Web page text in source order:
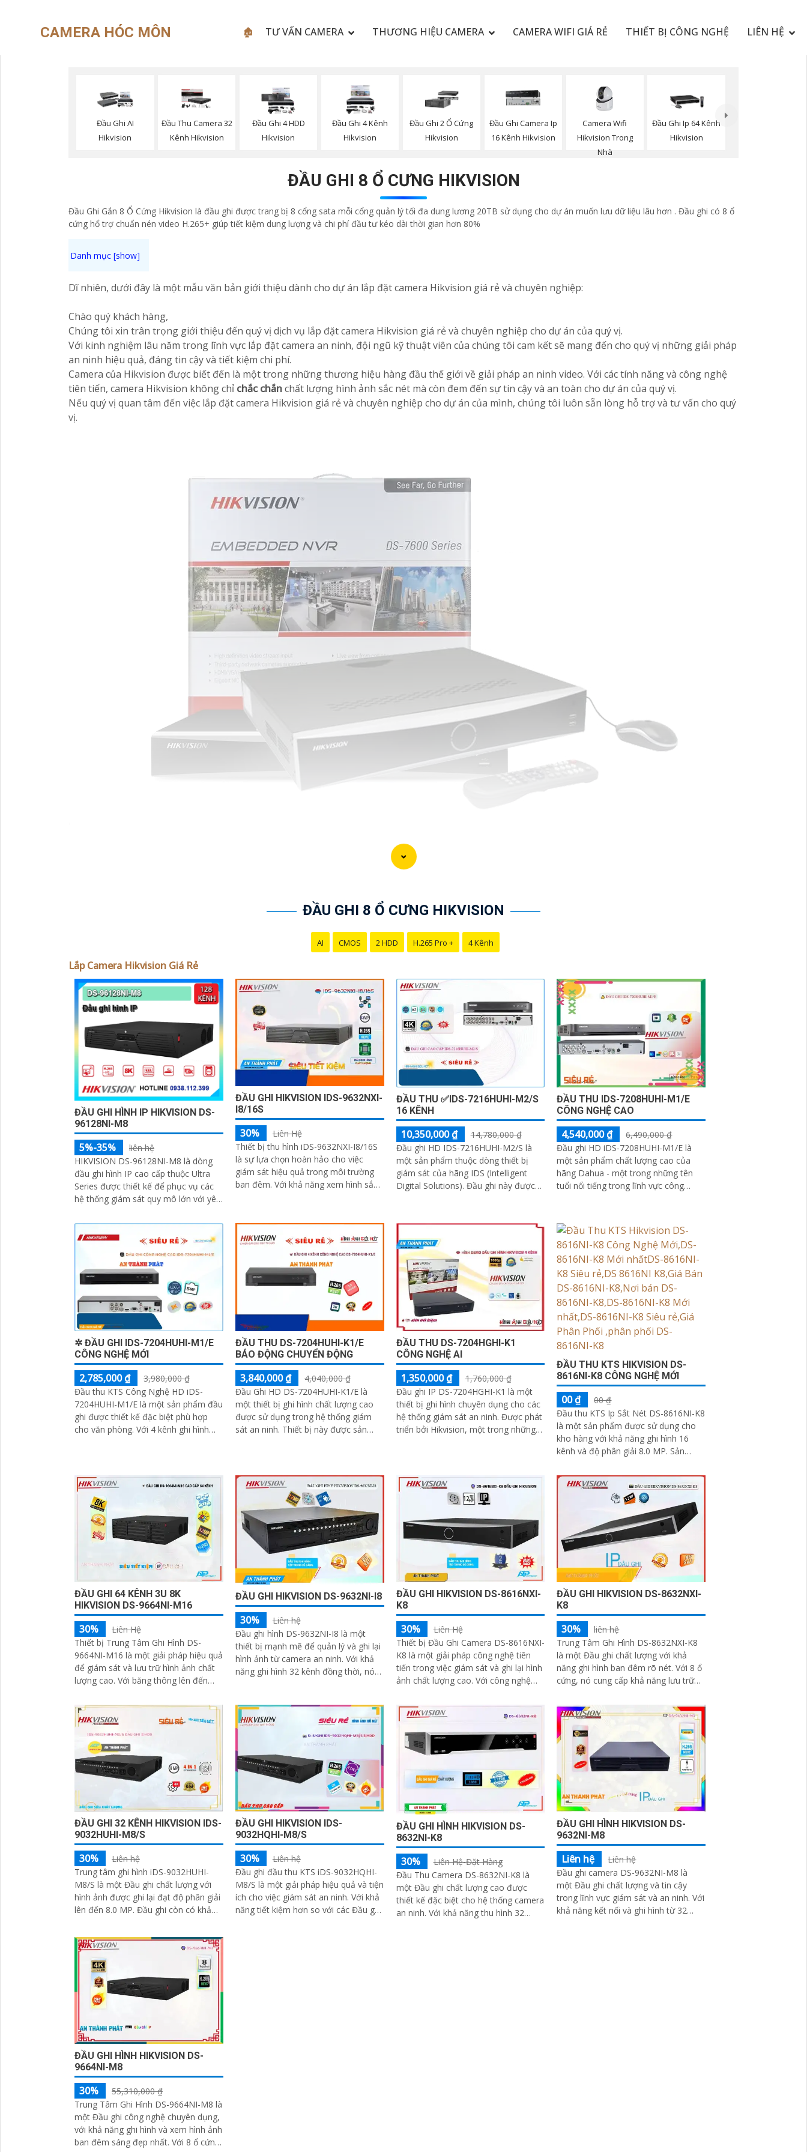
CAMERA HÓC MÔN 🏚 TƯ VẤN CAMERA THƯƠNG HIỆU CAMERA CAMERA WIFI GIÁ RẺ THIẾT BỊ CÔNG NGHỆ LIÊN HỆ
Đầu Ghi AI
Hikvision
Đầu Thu Camera 32
Kênh Hikvision
Đầu Ghi 4 HDD
Hikvision
Đầu Ghi 4 Kênh
Hikvision
Đầu Ghi 2 Ổ Cứng
Hikvision
Đầu Ghi Camera Ip
16 Kênh Hikvision
Camera Wifi
Hikvision Trong
Nhà
Đầu Ghi Ip 64 Kênh
Hikvision
ĐẦU GHI 8 Ổ CƯNG HIKVISION
Đầu Ghi Gắn 8 Ổ Cứng Hikvision là đầu ghi được trang bị 8 cổng sata mỗi cổng quản lý tối đa dung lương 20TB sử dụng cho dự án muốn lưu dữ liệu lâu hơn . Đầu ghi có 8 ổ
cứng hổ trợ chuẩn nén video H.265+ giúp tiết kiệm dung lượng và chi phí đầu tư kéo dài thời gian hơn 80%
Dĩ nhiên, dưới đây là một mẫu văn bản giới thiệu dành cho dự án lắp đặt camera Hikvision giá rẻ và chuyên nghiệp:
Chào quý khách hàng,
Chúng tôi xin trân trọng giới thiệu đến quý vị dịch vụ lắp đặt camera Hikvision giá rẻ và chuyên nghiệp cho dự án của quý vị.
Với kinh nghiệm lâu năm trong lĩnh vực lắp đặt camera an ninh, đội ngũ kỹ thuật viên của chúng tôi cam kết sẽ mang đến cho quý vị những giải pháp
an ninh hiệu quả, đáng tin cậy và tiết kiệm chi phí.
Camera của Hikvision được biết đến là một trong những thương hiệu hàng đầu thế giới về giải pháp an ninh video. Với các tính năng và công nghệ
tiên tiến, camera Hikvision không chỉ chắc chắnchất lượng hình ảnh sắc nét mà còn đem đến sự tin cậy và an toàn cho dự án của quý vị.
Nếu quý vị quan tâm đến việc lắp đặt camera Hikvision giá rẻ và chuyên nghiệp cho dự án của mình, chúng tôi luôn sẵn lòng hỗ trợ và tư vấn cho quý
vị.
ĐẦU GHI 8 Ổ CƯNG HIKVISION
AI CMOS 2 HDD H.265 Pro + 4 Kênh
Lắp Camera Hikvision Giá Rẻ
ĐẦU GHI HÌNH IP HIKVISION DS-
96128NI-M8
5%-35%
liên hệ
HIKVISION DS-96128NI-M8 là dòng
đầu ghi hình IP cao cấp thuộc Ultra
Series được thiết kế để phục vụ các
hệ thống giám sát quy mô lớn với yêu
khả năng lưu trữ dữ liệu dài hạn
ĐẦU GHI HIKVISION IDS-9632NXI-
I8/16S
30%
Liên Hệ
Thiết bị thu hình iDS-9632NXI-I8/16S
là sự lựa chọn hoàn hảo cho việc
giám sát hiệu quả trong môi trường
ban đêm. Với khả năng xem hình sắc
ĐẦU THU ✅IDS-7216HUHI-M2/S
16 KÊNH
10,350,000 ₫
14,780,000 ₫
Đầu ghi HD IDS-7216HUHI-M2/S là
một sản phẩm thuộc dòng thiết bị
giám sát của hãng IDS (Intelligent
Digital Solutions). Đầu ghi này được
trong hệ thống an ninh
ĐẦU THU IDS-7208HUHI-M1/E
CÔNG NGHỆ CAO
4,540,000 ₫
6,490,000 ₫
Đầu ghi HD iDS-7208HUHI-M1/E là
một sản phẩm chất lượng cao của
hãng Dahua - một trong những tên
tuổi nổi tiếng trong lĩnh vực công
✲ ĐẦU GHI IDS-7204HUHI-M1/E
CÔNG NGHỆ MỚI
2,785,000 ₫
3,980,000 ₫
Đầu thu KTS Công Nghệ HD iDS-
7204HUHI-M1/E là một sản phẩm đầu
ghi được thiết kế đặc biệt phù hợp
cho văn phòng. Với 4 kênh ghi hình
ĐẦU THU DS-7204HUHI-K1/E
BÁO ĐỘNG CHUYỂN ĐỘNG
3,840,000 ₫
4,040,000 ₫
Đầu Ghi HD DS-7204HUHI-K1/E là
một thiết bị ghi hình chất lượng cao
được sử dụng trong hệ thống giám
sát an ninh. Thiết bị này được sản
ĐẦU THU DS-7204HGHI-K1
CÔNG NGHỆ AI
1,350,000 ₫
1,760,000 ₫
Đầu ghi IP DS-7204HGHI-K1 là một
thiết bị ghi hình chuyên dụng cho các
hệ thống giám sát an ninh. Được phát
triển bởi Hikvision, một trong những
ĐẦU THU KTS HIKVISION DS-
8616NI-K8 CÔNG NGHỆ MỚI
00 ₫
00 ₫
Đầu thu KTS Ip Sắt Nét DS-8616NI-K8
là một sản phẩm được sử dụng cho
kho hàng với khả năng ghi hình 16
kênh và độ phân giải 8.0 MP. Sản
không...
ĐẦU GHI 64 KÊNH 3U 8K
HIKVISION DS-9664NI-M16
30%
Liên Hệ
Thiết bị Trung Tâm Ghi Hình DS-
9664NI-M16 là một giải pháp hiệu quả
để giám sát và lưu trữ hình ảnh chất
lượng cao. Với băng thông lên đến
xử lý dữ liệu nhanh chóng và mượt
mà
ĐẦU GHI HIKVISION DS-9632NI-I8
30%
Liên hệ
Đầu ghi hình DS-9632NI-I8 là một
thiết bị mạnh mẽ để quản lý và ghi lại
hình ảnh từ camera an ninh. Với khả
năng ghi hình 32 kênh đồng thời, nó
ĐẦU GHI HIKVISION DS-8616NXI-
K8
30%
Liên Hệ
Thiết bị Đầu Ghi Camera DS-8616NXI-
K8 là một giải pháp công nghệ tiên
tiến trong việc giám sát và ghi lại hình
ảnh chất lượng cao. Với công nghệ
quan sát rõ nét ngay cả trong điều
kiện ánh sáng kém
ĐẦU GHI HIKVISION DS-8632NXI-
K8
30%
liên hệ
Trung Tâm Ghi Hình DS-8632NXI-K8
là một Đầu ghi chất lượng với khả
năng ghi hình ban đêm rõ nét. Với 8 ổ
cứng, nó cung cấp khả năng lưu trữ
sát quy mô lớn
ĐẦU GHI 32 KÊNH HIKVISION IDS-
9032HUHI-M8/S
30%
Liên hệ
Trung tâm ghi hình iDS-9032HUHI-
M8/S là một Đầu ghi chất lượng với
hình ảnh được ghi lại đạt độ phân giải
lên đến 8.0 MP. Đầu ghi còn có khả
ĐẦU GHI HIKVISION IDS-
9032HQHI-M8/S
30%
Liên hệ
Đầu ghi đầu thu KTS iDS-9032HQHI-
M8/S là một giải pháp hiệu quả và tiện
ích cho việc giám sát an ninh. Với khả
năng tiết kiệm hơn so với các Đầu ghi
ĐẦU GHI HÌNH HIKVISION DS-
8632NI-K8
30%
Liên Hệ-Đặt Hàng
Đầu Thu Camera DS-8632NI-K8 là
một Đầu ghi chất lượng cao được
thiết kế đặc biệt cho hệ thống camera
an ninh. Với khả năng thu hình 32
ĐẦU GHI HÌNH HIKVISION DS-
9632NI-M8
Liên hệ
Liên hệ
Đầu ghi camera DS-9632NI-M8 là
một Đầu ghi chất lượng và tin cậy
trong lĩnh vực giám sát và an ninh. Với
khả năng kết nối và ghi hình từ 32
ĐẦU GHI HÌNH HIKVISION DS-
9664NI-M8
30%
55,310,000 ₫
Trung Tâm Ghi Hình DS-9664NI-M8 là
một Đầu ghi công nghệ chuyên dụng,
với khả năng ghi hình và xem hình ảnh
ban đêm sáng đẹp nhất. Với 8 ổ cứng,